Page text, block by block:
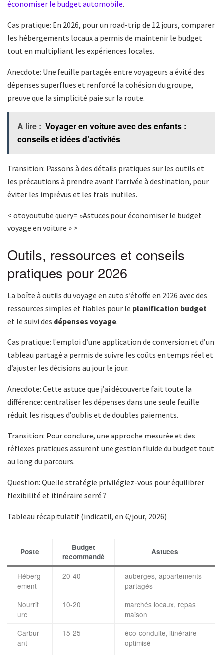
économiser le budget automobile.
Cas pratique: En 2026, pour un road-trip de 12 jours, comparer
les hébergements locaux a permis de maintenir le budget
tout en multipliant les expériences locales.
Anecdote: Une feuille partagée entre voyageurs a évité des
dépenses superflues et renforcé la cohésion du groupe,
preuve que la simplicité paie sur la route.
A lire : Voyager en voiture avec des enfants :
conseils et idées d’activités
Transition: Passons à des détails pratiques sur les outils et
les précautions à prendre avant l’arrivée à destination, pour
éviter les imprévus et les frais inutiles.
< otoyoutube query= »Astuces pour économiser le budget
voyage en voiture » >
Outils, ressources et conseils
pratiques pour 2026
La boîte à outils du voyage en auto s’étoffe en 2026 avec des
ressources simples et fiables pour le planification budget
et le suivi des dépenses voyage.
Cas pratique: l’emploi d’une application de conversion et d’un
tableau partagé a permis de suivre les coûts en temps réel et
d’ajuster les décisions au jour le jour.
Anecdote: Cette astuce que j’ai découverte fait toute la
différence: centraliser les dépenses dans une seule feuille
réduit les risques d’oublis et de doubles paiements.
Transition: Pour conclure, une approche mesurée et des
réflexes pratiques assurent une gestion fluide du budget tout
au long du parcours.
Question: Quelle stratégie privilégiez-vous pour équilibrer
flexibilité et itinéraire serré ?
Tableau récapitulatif (indicatif, en €/jour, 2026)
Poste
Budget
recommandé
Astuces
Héberg
ement
20-40
auberges, appartements
partagés
Nourrit
ure
10-20
marchés locaux, repas
maison
Carbur
ant
15-25
éco-conduite, itinéraire
optimisé